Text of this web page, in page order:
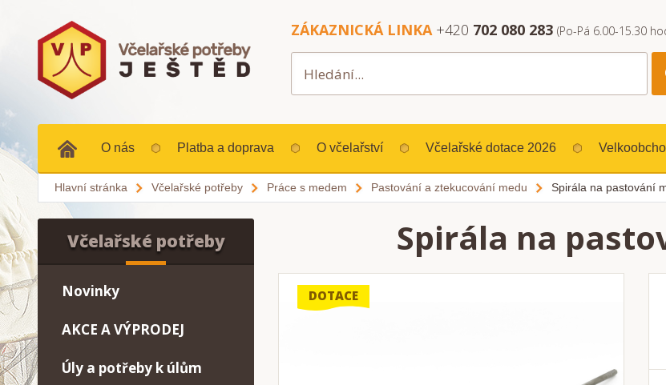
ZÁKAZNICKÁ LINKA +420 702 080 283 (Po-Pá 6.00-15.30
O nás Platba a doprava O včelařství Včelařské dotace 2026
Hlavní stránka Včelařské potřeby Práce s medem Pastování a ztekucování medu Spirála na pastování
Spirála na
DOTACE
Včelařské potřeby
Novinky
AKCE A VÝPRODEJ
Úly a potřeby k úlům